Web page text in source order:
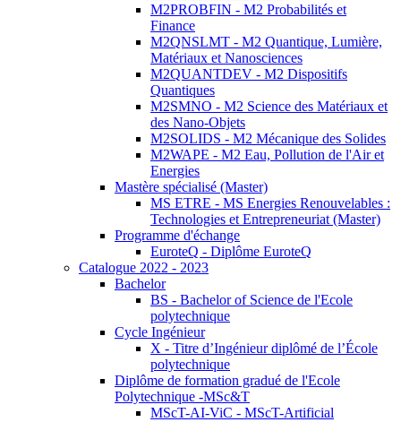
M2PROBFIN - M2 Probabilités et
Finance
M2QNSLMT - M2 Quantique, Lumière,
Matériaux et Nanosciences
M2QUANTDEV - M2 Dispositifs
Quantiques
M2SMNO - M2 Science des Matériaux et
des Nano-Objets
M2SOLIDS - M2 Mécanique des Solides
M2WAPE - M2 Eau, Pollution de l'Air et
Energies
Mastère spécialisé (Master)
MS ETRE - MS Energies Renouvelables :
Technologies et Entrepreneuriat (Master)
Programme d'échange
EuroteQ - Diplôme EuroteQ
Catalogue 2022 - 2023
Bachelor
BS - Bachelor of Science de l'Ecole
polytechnique
Cycle Ingénieur
X - Titre d’Ingénieur diplômé de l’École
polytechnique
Diplôme de formation gradué de l'Ecole
Polytechnique -MSc&T
MScT-AI-ViC - MScT-Artificial